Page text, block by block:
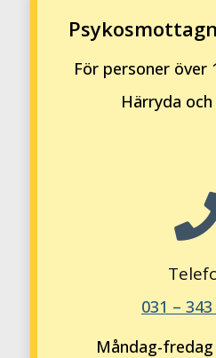
För personer över
Härryda
031 –
Måndag-fredag